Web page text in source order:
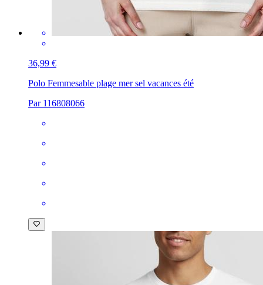
36,99 €
Polo Femmesable plage mer sel vacances été
Par 116808066